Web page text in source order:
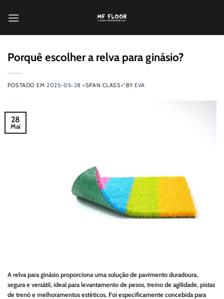
para
Porquê escolher a relva para ginásio?
POSTADO EM2025-05-28 <SPAN CLASS="BY EVA
28
Mai
A relva para ginásio proporciona uma solução de pavimento duradoura,
segura e versátil, ideal para levantamento de pesos, treino de agilidade, pistas
de trenó e melhoramentos estéticos. Foi especificamente concebida para